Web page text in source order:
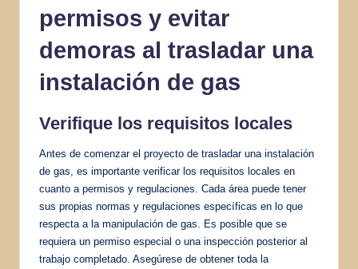
permisos y evitar
demoras al trasladar una
instalación de gas
Verifique los requisitos locales
Antes de comenzar el proyecto de trasladar una instalación
de gas, es importante verificar los requisitos locales en
cuanto a permisos y regulaciones. Cada área puede tener
sus propias normas y regulaciones específicas en lo que
respecta a la manipulación de gas. Es posible que se
requiera un permiso especial o una inspección posterior al
trabajo completado. Asegúrese de obtener toda la